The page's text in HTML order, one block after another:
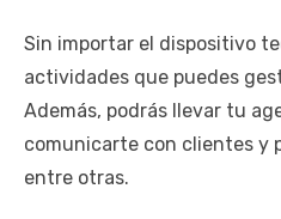
Sin importar el dispositivo
actividades que puedes
Además, podrás llevar tu
comunicarte con clientes y
entre otras.